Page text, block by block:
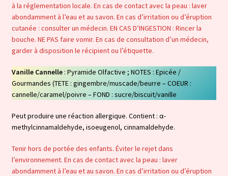
à la réglementation locale. En cas de contact avec la peau : laver
abondamment à l’eau et au savon. En cas d’irritation ou d’éruption
cutanée : consulter un médecin. EN CAS D’INGESTION : Rincer la
bouche. NE PAS faire vomir. En cas de consultation d’un médecin,
garder à disposition le récipient ou l’étiquette.
Vanille Cannelle : Pyramide Olfactive ; NOTES : Epicée /
Gourmandes (TETE : gingembre/muscade/beurre – COEUR :
cannelle/caramel/poivre – FOND : sucre/biscuit/vanille
Peut produire une réaction allergique. Contient : α-
methylcinnamaldehyde, isoeugenol, cinnamaldehyde.
Tenir hors de portée des enfants. Éviter le rejet dans
l’environnement. En cas de contact avec la peau : laver
abondamment à l’eau et au savon. En cas d’irritation ou d’éruption